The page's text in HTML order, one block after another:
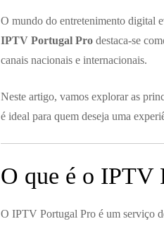
O mundo do entretenimento digital
IPTV Portugal Pro destaca-se
canais nacionais e internacionais.
Neste artigo, vamos explorar as
é ideal para quem deseja uma
O que é o IPTV
O IPTV Portugal Pro é um serviço